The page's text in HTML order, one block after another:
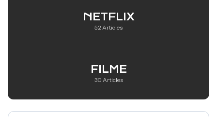
NETFLIX
52 Articles
FILME
30 Articles